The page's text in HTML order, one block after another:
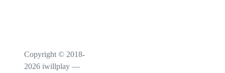
Copyright © 2018-
2026 iwillplay —